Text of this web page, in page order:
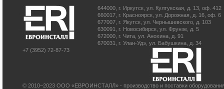
644000 г. Иркутск ул. Култукская, д. 13 , оф. 412
660017 г. Красноярск ул. Дорожная, д. 16, оф. 6
677007 г. Якутск ул. Чернышевского, д. 103
630091
г. Новосибирск ул. Фрунзе, д. 5
672000 г. Чита ул. Анохина, д. 91
670031
г. Улан-Удэ ул. Бабушкина, д. 34
+7 (3952) 72-87-73
© 2010–2023 ООО «ЕВРОИНСТАЛЛ» - производство и поставки оборудования